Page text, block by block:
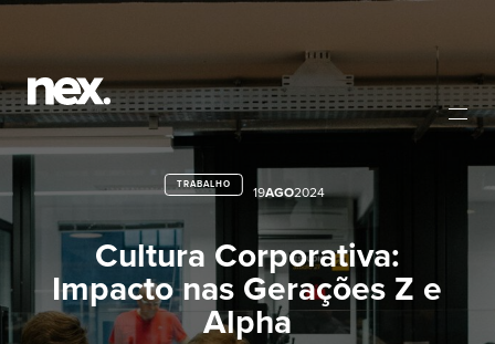
TRABALHO
19AGO2024
Cultura Corporativa:
Impacto nas Gerações Z e
Alpha